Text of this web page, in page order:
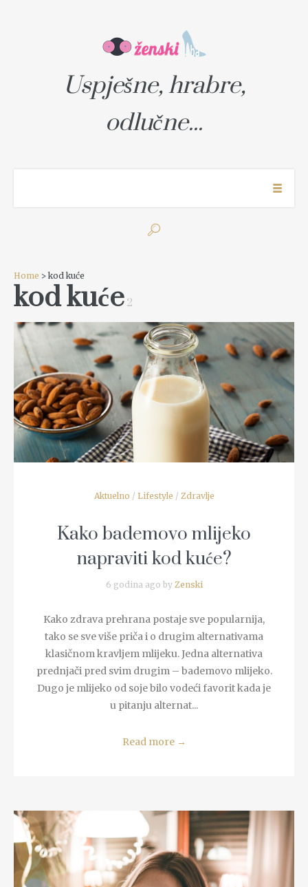
Uspješne, hrabre,
odlučne...
Home > kod kuće
kod kuće 2
READ MORE
Aktuelno / Lifestyle / Zdravlje
Kako bademovo mlijeko
napraviti kod kuće?
6 godina ago by Zenski
Kako zdrava prehrana postaje sve popularnija,
tako se sve više priča i o drugim alternativama
klasičnom kravljem mlijeku. Jedna alternativa
prednjači pred svim drugim – bademovo mlijeko.
Dugo je mlijeko od soje bilo vodeći favorit kada je
u pitanju alternat...
Read more →